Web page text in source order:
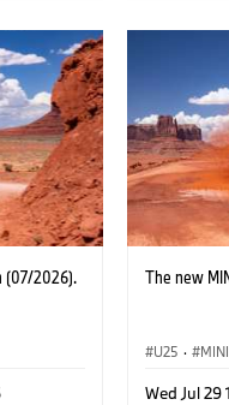
(07/2026). The new
U25 · MINI
Wed Jul 29